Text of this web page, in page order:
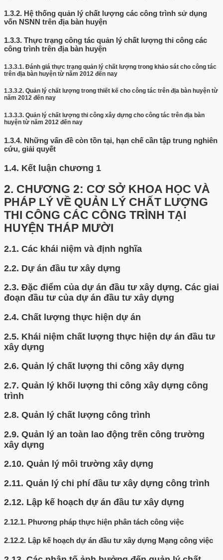
1.3.2. Hệ thống quản lý chất lượng các công trình sử dụng
vốn NSNN trên địa bàn huyện
1.3.3. Thực trạng công tác quản lý chất lượng thi công các
công trình trên địa bàn huyện
1.3.3.1. Đánh giá thực trạng quản lý chất lượng trong khảo sát cho công tác
trên địa bàn huyện từ năm 2012 đến nay
1.3.3.2. Quản lý chất lượng trong thiết kế cho công tác trên địa bàn huyện từ
năm 2012 đến nay
1.3.3.3. Quản lý chất lượng thi công xây dựng cho công tác trên địa bàn
huyện từ năm 2012 đến nay
1.3.4. Những vấn đề còn tồn tại, hạn chế cần tập trung nghiên
cứu, giải quyết
1.4. Kết luận chương 1
2. CHƯƠNG 2: CƠ SỞ KHOA HỌC VÀ
PHÁP LÝ VỀ QUẢN LÝ CHẤT LƯỢNG
THI CÔNG CÁC CÔNG TRÌNH TẠI
HUYỆN THÁP MƯỜI
2.1. Các khái niệm và định nghĩa
2.2. Dự án đầu tư xây dựng
2.3. Đặc điểm của dự án đầu tư xây dựng. Các giai
đoạn đầu tư của dự án đầu tư xây dựng
2.4. Chất lượng thực hiện dự án
2.5. Khái niệm chất lượng thực hiện dự án đầu tư
xây dựng
2.6. Quản lý chất lượng thi công xây dựng
2.7. Quản lý khối lượng thi công xây dựng công
trình
2.8. Quản lý chất lượng công trình
2.9. Quản lý an toàn lao động trên công trường
xây dựng
2.10. Quản lý môi trường xây dựng
2.11. Quản lý chi phí đầu tư xây dựng công trình
2.12. Lập kế hoạch dự án đầu tư xây dựng
2.12.1. Phương pháp thực hiện phân tách công việc
2.12.2. Lập kế hoạch dự án đầu tư xây dựng Mạng công việc